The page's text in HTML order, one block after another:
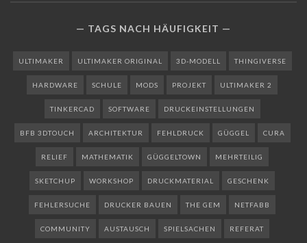
TAGS NACH HÄUFIGKEIT
ULTIMAKER ULTIMAKER ORIGINAL 3D-MODELL THINGIVERSE
HARDWARE SCHULE MODS PROJEKT ULTIMAKER 2
TINKERCAD SOFTWARE DRUCKEINSTELLUNGEN
BFB 3DTOUCH ARCHITEKTUR FEHLDRUCK GÜGGEL CURA
RELIEF MATHEMATIK GÜGGELTOWN MEHRTEILIG
SKETCHUP WORKSHOP DRUCKMATERIAL GESCHENK
FEHLERSUCHE DRUCKER BAUEN THE GEM NETFABB
COMMUNITY AUSTAUSCH SPIELSACHEN REFERAT